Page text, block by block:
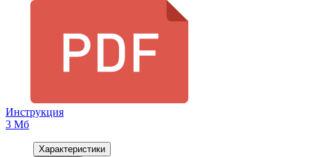
Инструкция
3 Мб
Характеристики